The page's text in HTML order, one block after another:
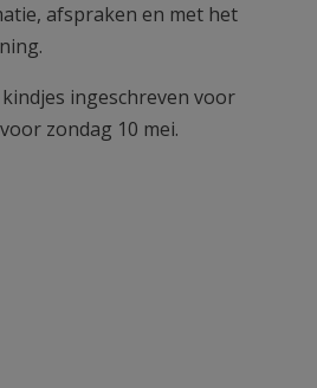
afspraken en met het
ingeschreven voor
zondag 10 mei.